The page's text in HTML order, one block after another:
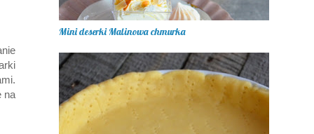
na
Mini deserki Malinowa chmurka